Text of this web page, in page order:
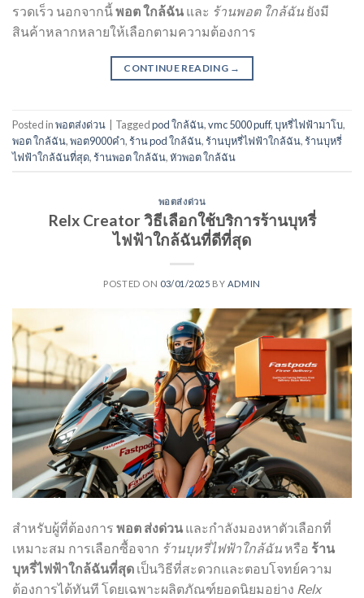
รวดเร็ว นอกจากนี้พอต ใกล้ฉัน และ ร้านพอต ใกล้ฉัน ยังมี
สินค้าหลากหลายให้เลือกตามความต้องการ
CONTINUE READING →
Posted inพอตส่งด่วน Taggedpod ใกล้ฉัน,vmc 5000 puff,บุหรี่ไฟฟ้ามาโบ,
พอต ใกล้ฉัน,พอต9000คํา,ร้าน pod ใกล้ฉัน,ร้านบุหรี่ไฟฟ้าใกล้ฉัน,ร้านบุหรี่
ไฟฟ้าใกล้ฉันที่สุด,ร้านพอต ใกล้ฉัน,หัวพอต ใกล้ฉัน
พอตส่งด่วน
Relx Creator วิธีเลือกใช้บริการร้านบุหรี่
ไฟฟ้าใกล้ฉันที่ดีที่สุด
POSTED ON 03/01/2025 BY ADMIN
สำหรับผู้ที่ต้องการ พอต ส่งด่วน และกำลังมองหาตัวเลือกที่
เหมาะสม การเลือกซื้อจาก ร้านบุหรี่ไฟฟ้าใกล้ฉัน หรือ ร้าน
บุหรี่ไฟฟ้าใกล้ฉันที่สุด เป็นวิธีที่สะดวกและตอบโจทย์ความ
ต้องการได้ทันที โดยเฉพาะผลิตภัณฑ์ยอดนิยมอย่าง Relx